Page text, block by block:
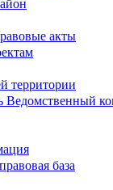
акты
территории
Ведомственный
база